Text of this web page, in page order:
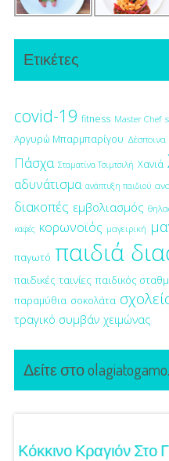
Ετικέτες
covid-19 fitness Master Chef
Αργυρώ Μπαρμπαρίγου
Πάσχα Σταματίνα Τσιμτσιλή Χανιά
αδυνάτισμα ανάπτυξη παιδιού
διακοπές εμβολιασμός
καφές κορωνοϊός μαγειρική
παγωτό παιδιά
παιδικές ταινίες παιδικός
παραμύθια σοκολάτα
τραγικό συμβάν χειμώνας
Δείτε στο
Κόκκινο Κραγιόν Στο